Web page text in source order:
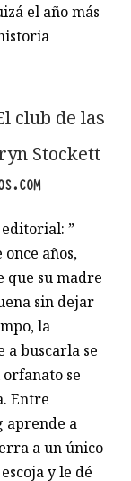
el año más
club de las
Stockett
”
once años,
que su madre
sin dejar
la
a buscarla se
se
Entre
aprende a
a un único
y le dé